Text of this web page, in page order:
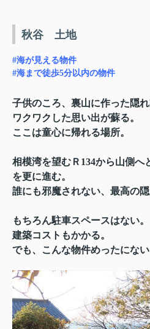
秋谷 土地
#海が見える物件
#海まで徒歩5分以内の物件
子供のころ、裏山に作った隠れ
ワクワクした思い出が蘇る。
ここは童心に帰れる場所。
相模湾を望むＲ134から山側へ
を更に進む。
誰にも邪魔されない、最高の隠
もちろん駐車スペースはない。
建築コストもかかる。
でも、こんな物件めったにない